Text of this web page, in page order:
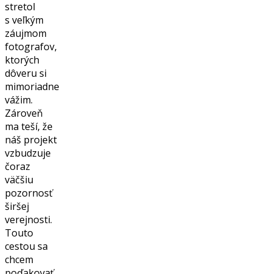
stretol
s veľkým
záujmom
fotografov,
ktorých
dôveru si
mimoriadne
vážim.
Zároveň
ma teší, že
náš projekt
vzbudzuje
čoraz
väčšiu
pozornosť
širšej
verejnosti.
Touto
cestou sa
chcem